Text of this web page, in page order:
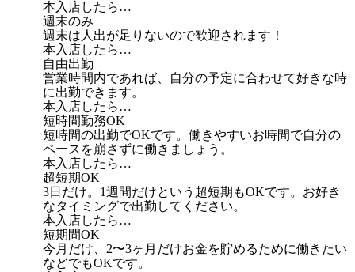
本入店したら…
週末のみ
週末は人出が足りないので歓迎されます！
本入店したら…
自由出勤
営業時間内であれば、自分の予定に合わせて好きな時
に出勤できます。
本入店したら…
短時間勤務OK
短時間の出勤でOKです。働きやすいお時間で自分の
ペースを崩さずに働きましょう。
本入店したら…
超短期OK
3日だけ。1週間だけという超短期もOKです。お好き
なタイミングで出勤してください。
本入店したら…
短期間OK
今月だけ、2〜3ヶ月だけお金を貯めるために働きたい
などでもOKです。